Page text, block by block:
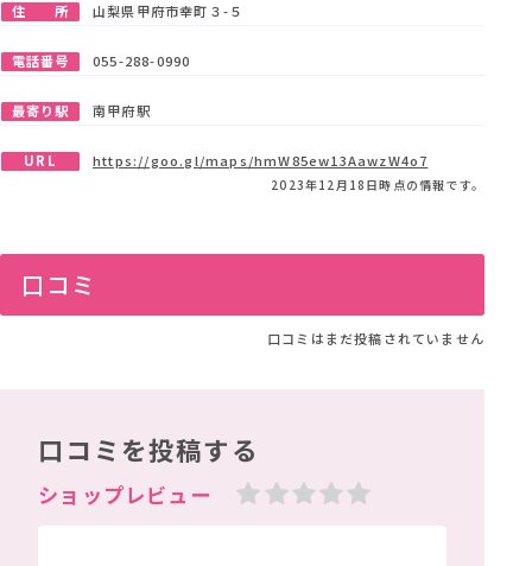
住 所 山梨県甲府市幸町３-５
電話番号 055-288-0990
最寄り駅 南甲府駅
URL https://goo.gl/maps/hmW85ew13AawzW4o7
2023年12月18日時点の情報です。
口コミ
口コミはまだ投稿されていません
口コミを投稿する